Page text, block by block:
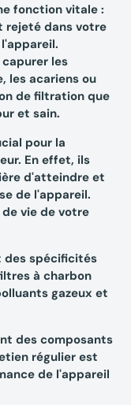
fonction vitale :
rejeté dans votre
capurer les
les acariens ou
de filtration que
et sain.
pour la
En effet, ils
d'atteindre et
de l'appareil.
vie de votre
des spécificités
à charbon
gazeux et
des composants
régulier est
de l'appareil